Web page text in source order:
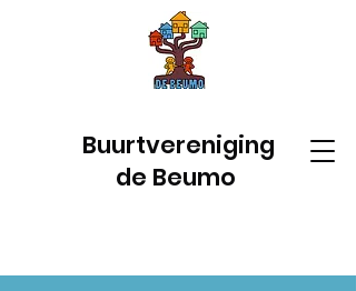
Buurtvereniging
de Beumo